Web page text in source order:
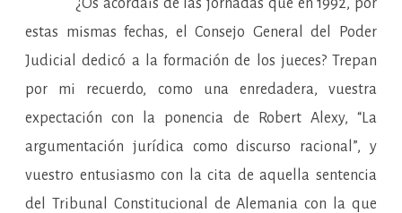
¿Os acordáis de las jornadas que en 1992, por
estas mismas fechas, el Consejo General del Poder
Judicial dedicó a la formación de los jueces? Trepan
por mi recuerdo, como una enredadera, vuestra
expectación con la ponencia de Robert Alexy, “La
argumentación jurídica como discurso racional”, y
vuestro entusiasmo con la cita de aquella sentencia
del Tribunal Constitucional de Alemania con la que